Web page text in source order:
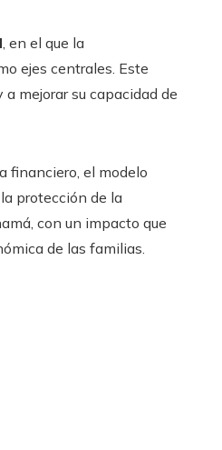
, en el que la
ejes centrales. Este
mejorar su capacidad de
financiero, el modelo
protección de la
con un impacto que
de las familias.